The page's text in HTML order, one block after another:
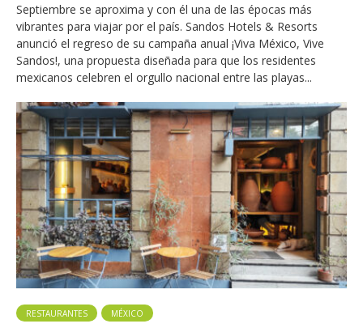
Septiembre se aproxima y con él una de las épocas más
vibrantes para viajar por el país. Sandos Hotels & Resorts
anunció el regreso de su campaña anual ¡Viva México, Vive
Sandos!, una propuesta diseñada para que los residentes
mexicanos celebren el orgullo nacional entre las playas...
RESTAURANTES MÉXICO